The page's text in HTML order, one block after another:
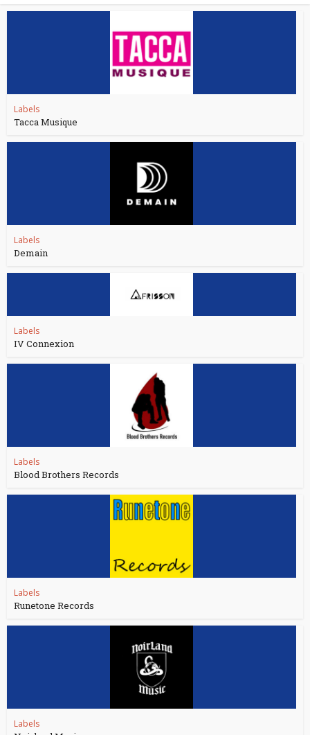
Labels
Tacca Musique
Labels
Demain
Labels
IV Connexion
Labels
Blood Brothers Records
Labels
Runetone Records
Labels